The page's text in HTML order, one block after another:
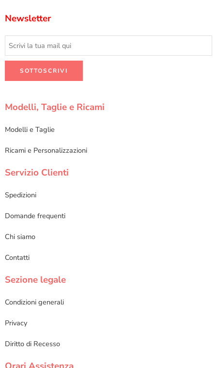
Newsletter
Modelli, Taglie e Ricami
Modelli e Taglie
Ricami e Personalizzazioni
Servizio Clienti
Spedizioni
Domande frequenti
Chi siamo
Contatti
Sezione legale
Condizioni generali
Privacy
Diritto di Recesso